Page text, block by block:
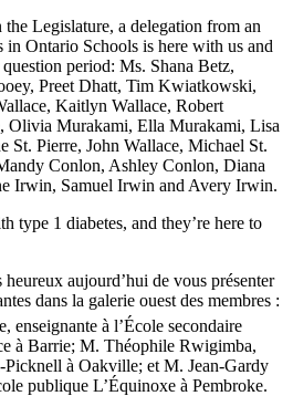
the Legislature, a delegation from an
in Ontario Schools is here with us and
period: Ms. Shana Betz,
Preet Dhatt, Tim Kwiatkowski,
Kaitlyn Wallace, Robert
Olivia Murakami, Ella Murakami, Lisa
St. Pierre, John Wallace, Michael St.
Conlon, Ashley Conlon, Diana
Irwin, Samuel Irwin and Avery Irwin.
type 1 diabetes, and they’re here to
heureux aujourd’hui de vous présenter
dans la galerie ouest des membres :
enseignante à l’École secondaire
à Barrie; M. Théophile Rwigimba,
Picknell à Oakville; et M. Jean-Gardy
publique L’Équinoxe à Pembroke.